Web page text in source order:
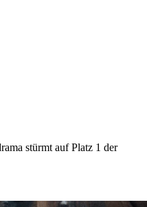
stürmt auf Platz 1 der